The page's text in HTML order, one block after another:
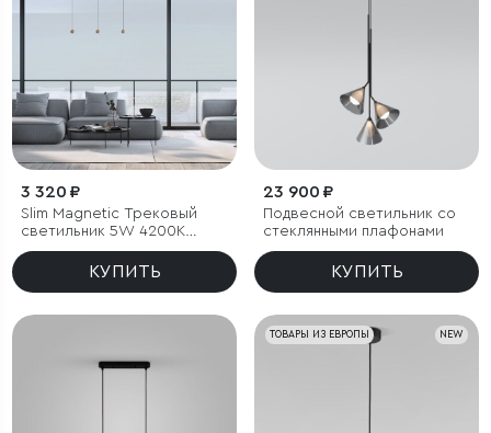
3 320 ₽
Slim Magnetic Трековый
светильник 5W 4200K
Event (латунь) 85040/01
КУПИТЬ
23 900 ₽
Подвесной светильник со
стеклянными плафонами
КУПИТЬ
NEW
ТОВАРЫ ИЗ ЕВРОПЫ